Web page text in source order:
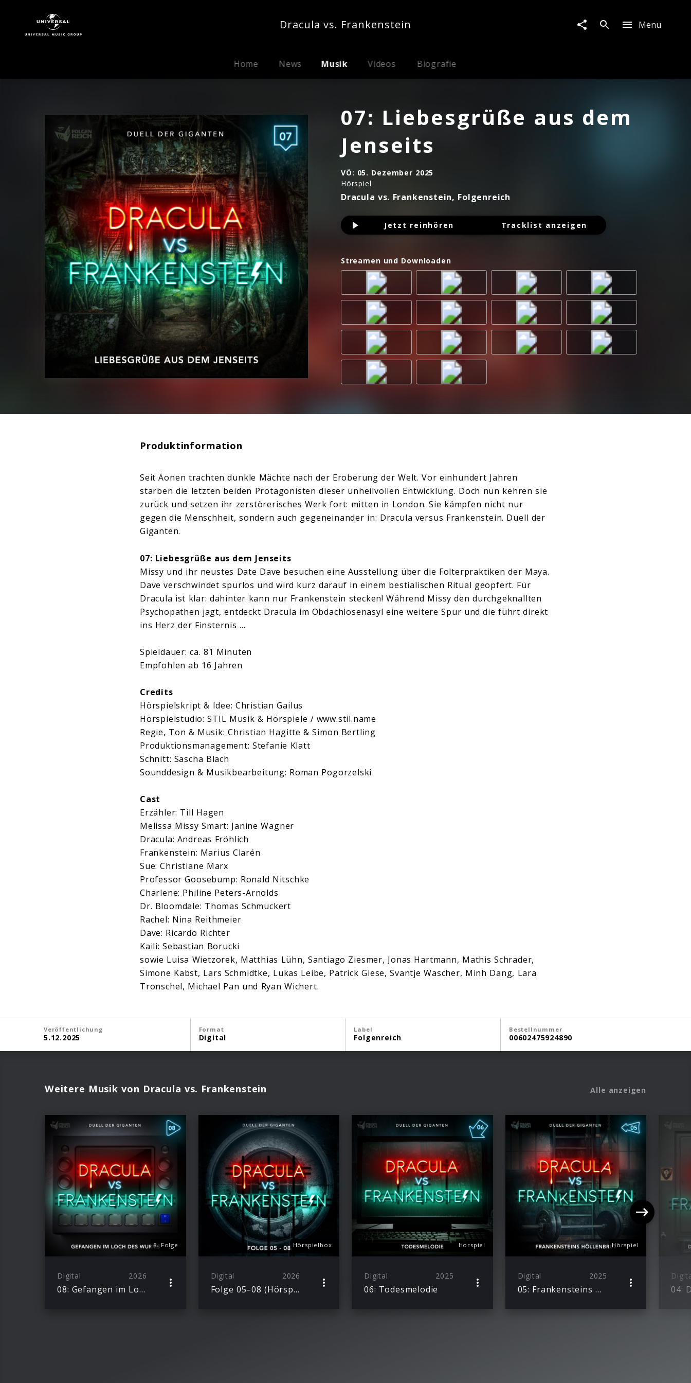
Frankenstein
07:
Dracula vs. Frankenstein Menu
Home News Musik Videos Biografie
07: Liebesgrüße aus dem
Jenseits
VÖ: 05. Dezember 2025
Hörspiel
Dracula vs. Frankenstein, Folgenreich
Jetzt reinhören Tracklist anzeigen
Streamen und Downloaden
Produktinformation
Seit Äonen trachten dunkle Mächte nach der Eroberung der Welt. Vor einhundert Jahren
starben die letzten beiden Protagonisten dieser unheilvollen Entwicklung. Doch nun kehren sie
zurück und setzen ihr zerstörerisches Werk fort: mitten in London. Sie kämpfen nicht nur
gegen die Menschheit, sondern auch gegeneinander in: Dracula versus Frankenstein. Duell der
Giganten.
07: Liebesgrüße aus dem Jenseits
Missy und ihr neustes Date Dave besuchen eine Ausstellung über die Folterpraktiken der Maya.
Dave verschwindet spurlos und wird kurz darauf in einem bestialischen Ritual geopfert. Für
Dracula ist klar: dahinter kann nur Frankenstein stecken! Während Missy den durchgeknallten
Psychopathen jagt, entdeckt Dracula im Obdachlosenasyl eine weitere Spur und die führt direkt
ins Herz der Finsternis …
Spieldauer: ca. 81 Minuten
Empfohlen ab 16 Jahren
Credits
Hörspielskript & Idee: Christian Gailus
Hörspielstudio: STIL Musik & Hörspiele / www.stil.name
Regie, Ton & Musik: Christian Hagitte & Simon Bertling
Produktionsmanagement: Stefanie Klatt
Schnitt: Sascha Blach
Sounddesign & Musikbearbeitung: Roman Pogorzelski
Cast
Erzähler: Till Hagen
Melissa Missy Smart: Janine Wagner
Dracula: Andreas Fröhlich
Frankenstein: Marius Clarén
Sue: Christiane Marx
Professor Goosebump: Ronald Nitschke
Charlene: Philine Peters-Arnolds
Dr. Bloomdale: Thomas Schmuckert
Rachel: Nina Reithmeier
Dave: Ricardo Richter
Kaili: Sebastian Borucki
sowie Luisa Wietzorek, Matthias Lühn, Santiago Ziesmer, Jonas Hartmann, Mathis Schrader,
Simone Kabst, Lars Schmidtke, Lukas Leibe, Patrick Giese, Svantje Wascher, Minh Dang, Lara
Tronschel, Michael Pan und Ryan Wichert.
Veröffentlichung
5.12.2025
Format
Digital
Label
Folgenreich
Bestellnummer
00602475924890
Weitere Musik von Dracula vs. Frankenstein Alle anzeigen
8. Folge
Digital 2026
08: Gefangen im Loch des Wurms
Hörspielbox
Digital 2026
Folge 05–08 (Hörspielbox)
Hörspiel
Digital 2025
06: Todesmelodie
Hörspiel
Digital 2025
05: Frankensteins Höllenbrut